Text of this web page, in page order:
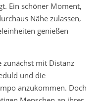
Ein schöner Moment,
Nähe zulassen,
genießen
zunächst mit Distanz
und die
anzukommen. Doch